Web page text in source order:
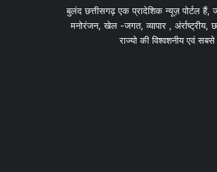
बुलंद छत्तीसगढ़ एक प्रादेशिक न्यूज़ पोर्टल हैं,
मनोरंजन, खेल -जगत, व्यापार , अंर्राष्ट्रीय,
राज्यो की विश्वशनीय एवं